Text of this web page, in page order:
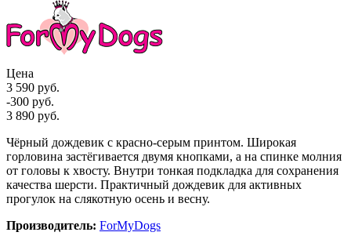
Цена
3 590 руб.
-300 руб.
3 890 руб.
Чёрный дождевик с красно-серым принтом. Широкая
горловина застёгивается двумя кнопками, а на спинке молния
от головы к хвосту. Внутри тонкая подкладка для сохранения
качества шерсти. Практичный дождевик для активных
прогулок на слякотную осень и весну.
Производитель: ForMyDogs